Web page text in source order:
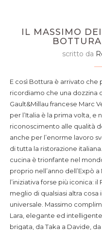
IL MASSIMO
scritto da
E così Bottura è arrivato che
ricordiamo che una dozzina
Gault&Millau francese Marc
per l’Italia è la prima volta, e
riconoscimento alle qualità
anche per l’enorme lavoro
di tutta la ristorazione
cucina è trionfante nel
proprio nell’anno dell’Expò
l’iniziativa forse più iconica:
meglio di qualsiasi altra cosa
universale. Massimo
Lara, elegante ed
brigata, da Taka a Davide,